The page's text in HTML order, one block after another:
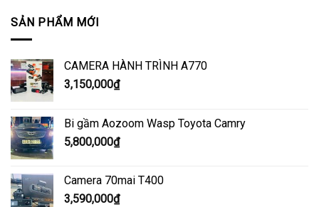
SẢN PHẨM MỚI
CAMERA HÀNH TRÌNH A770
3,150,000₫
Bi gầm Aozoom Wasp Toyota Camry
5,800,000₫
Camera 70mai T400
3,590,000₫